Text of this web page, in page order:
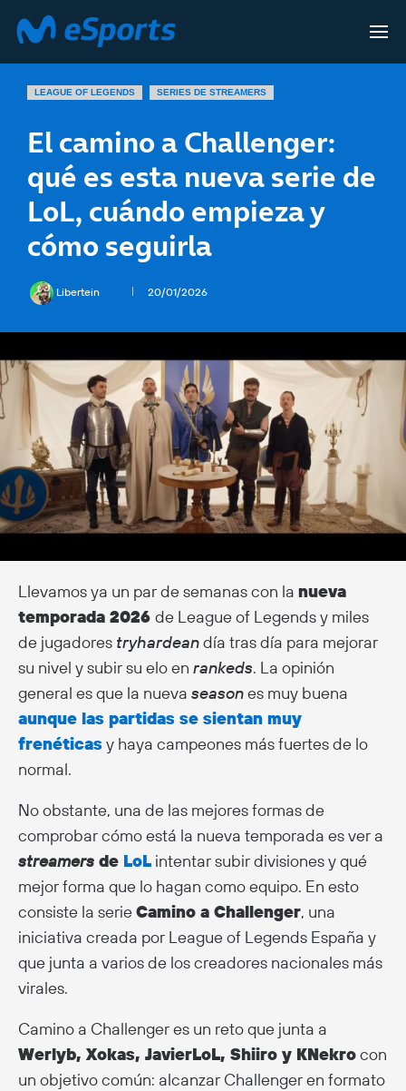
LEAGUE OF LEGENDS SERIES DE STREAMERS
El camino a Challenger:
qué es esta nueva serie de
LoL, cuándo empieza y
cómo seguirla
Libertein 20/01/2026
Llevamos ya un par de semanas con la nueva
temporada 2026 de League of Legends y miles
de jugadores tryhardeandía tras día para mejorar
su nivel y subir su elo en rankeds. La opinión
general es que la nueva seasones muy buena
aunque las partidas se sientan muy
frenéticasy haya campeones más fuertes de lo
normal.
No obstante, una de las mejores formas de
comprobar cómo está la nueva temporada es ver a
streamers de LoL intentar subir divisiones y qué
mejor forma que lo hagan como equipo. En esto
consiste la serieCamino a Challenger, una
iniciativa creada por League of Legends España y
que junta a varios de los creadores nacionales más
virales.
Camino a Challenger es un reto que junta a
Werlyb, Xokas, JavierLoL, Shiiro y KNekrocon
un objetivo común: alcanzar Challenger en formato